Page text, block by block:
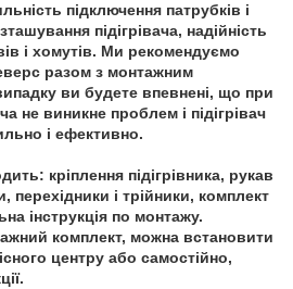
підключення патрубків і
підігрівача, надійність
і хомутів. Ми рекомендуємо
разом з монтажним
ви будете впевнені, що при
не виникне проблем і підігрівач
і ефективно.
кріплення підігрівника, рукав
перехідники і трійники, комплект
інструкція по монтажу.
комплект, можна встановити
центру або самостійно,